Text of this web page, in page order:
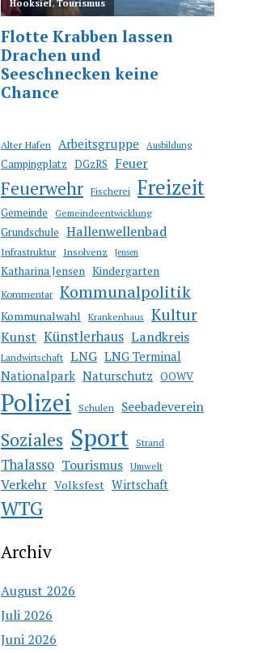
Alter Hafen Arbeitsgruppe Ausbildung
Campingplatz DGzRS Feuer
Feuerwehr Fischerei Freizeit
Gemeinde Gemeindeentwicklung
Grundschule Hallenwellenbad
Infrastruktur Insolvenz Jensen
Katharina Jensen Kindergarten
Kommentar Kommunalpolitik
Kommunalwahl Krankenhaus Kultur
Kunst Künstlerhaus Landkreis
Landwirtschaft LNG LNG Terminal
Nationalpark Naturschutz OOWV
Polizei Schulen Seebadeverein
Soziales Sport Strand
Thalasso Tourismus Umwelt
Verkehr Volksfest Wirtschaft
WTG
Archiv
August 2026
Juli 2026
Juni 2026